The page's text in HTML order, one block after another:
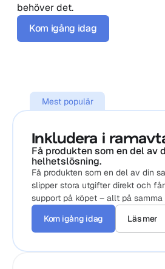
behöver det.
Kom igång idag
Mest populär
Inkludera i
Få produkten som en del av
helhetslösning.
Få produkten som en del av din
slipper stora utgifter direkt och
support på köpet – allt på
Kom igång idag
Läs mer